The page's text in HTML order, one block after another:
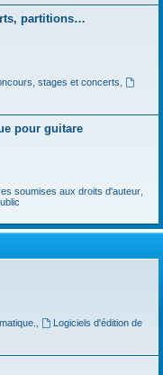
partitions…
stages et concerts
pour guitare
soumises aux droits d'auteur,
Logiciels d'édition de